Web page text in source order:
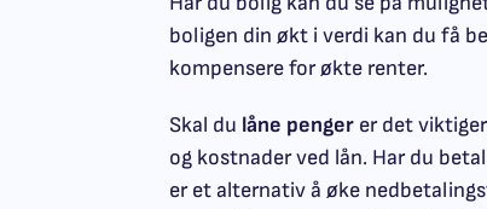
boligen din økt i verdi kan du få
kompensere for økte renter.
Skal du låne penger er det
og kostnader ved lån. Har du
er et alternativ å øke